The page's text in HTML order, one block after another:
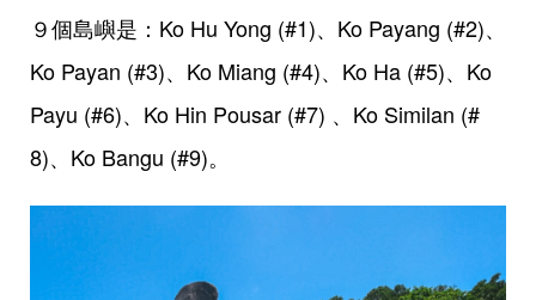
９個島嶼是：Ko Hu Yong (#1)、Ko Payang (#2)、
Ko Payan (#3)、Ko Miang (#4)、Ko Ha (#5)、Ko
Payu (#6)、Ko Hin Pousar (#7) 、Ko Similan (#
8)、Ko Bangu (#9)。